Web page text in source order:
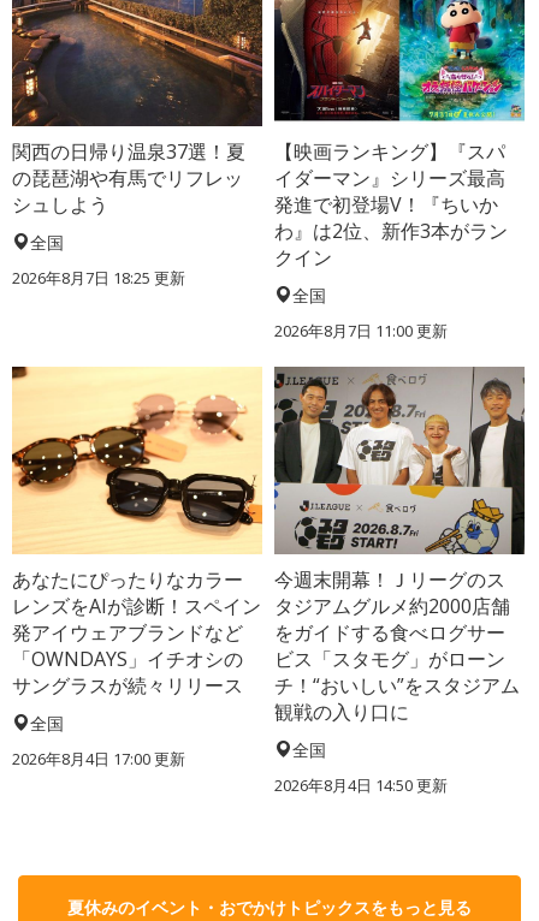
関西の日帰り温泉37選！夏
の琵琶湖や有馬でリフレッ
シュしよう
全国
2026年8月7日 18:25 更新
【映画ランキング】『スパ
イダーマン』シリーズ最高
発進で初登場V！『ちいか
わ』は2位、新作3本がラン
クイン
全国
2026年8月7日 11:00更新
あなたにぴったりなカラー
レンズをAIが診断！スペイン
発アイウェアブランドなど
「OWNDAYS」イチオシの
サングラスが続々リリース
全国
2026年8月4日 17:00更新
今週末開幕！Ｊリーグのス
タジアムグルメ約2000店舗
をガイドする食べログサー
ビス「スタモグ」がローン
チ！“おいしい”をスタジアム
観戦の入り口に
全国
2026年8月4日 14:50更新
夏休みのイベント・おでかけトピックスをもっと見る